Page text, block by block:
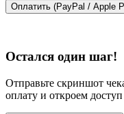
Оплатить (PayPal / Apple
Остался один шаг!
Отправьте скриншот
оплату и откроем